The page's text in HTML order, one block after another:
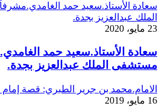
سعادة الأستاذ.سعيد حمد
الملك عبدالعزيز بجدة.
23 مايو، 2020
سعادة الأستاذ.سعيد حمد
مستشفى الملك عبدالعزيز بجدة.
الامام.محمد بن جرير الطبري: قصة إمام
16 مايو، 2019